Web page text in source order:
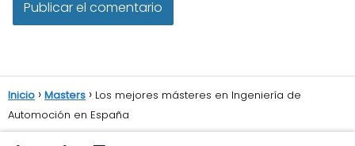
Inicio Masters
Los mejores másteres en Ingeniería de
Automoción en España